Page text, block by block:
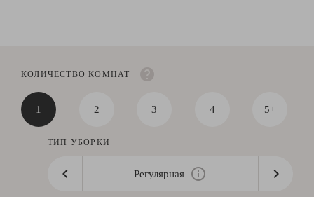
КОЛИЧЕСТВО КОМНАТ
1 2 3 4 5+
ТИП УБОРКИ
Регулярная